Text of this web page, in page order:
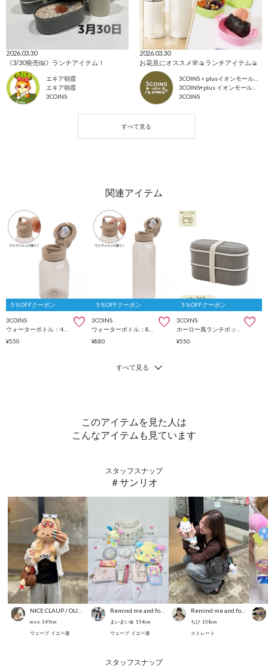
2026.03.30
《3/30発売🍱》ランチアイテム！
エキア朝霞
エキア朝霞
3COINS
2026.03.30
お花見にオススメ🌸🍙ランチアイテム🍙
3COINS
5％OFFクーポン
3COINS
¥550
5％OFFクーポン
3COINS
¥880
5％OFFクーポン
3COINS
¥550
このアイテムを見た人は
こんなアイテムも見ています
スタッフスナップ
＃サンリオ
m o e 149cm
ウェーブ イエベ春
まいまい🎀 154cm
ウェーブ イエベ春
Remind me and forever
ちひ 158cm
ストレート
スタッフスナップ